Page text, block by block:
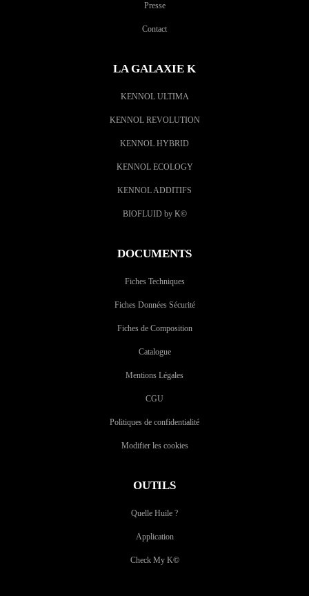
Presse
Contact
LA GALAXIE K
KENNOL ULTIMA
KENNOL REVOLUTION
KENNOL HYBRID
KENNOL ECOLOGY
KENNOL ADDITIFS
BIOFLUID by K©
DOCUMENTS
Fiches Techniques
Fiches Données Sécurité
Fiches de Composition
Catalogue
Mentions Légales
CGU
Politiques de confidentialité
Modifier les cookies
OUTILS
Quelle Huile ?
Application
Check My K©